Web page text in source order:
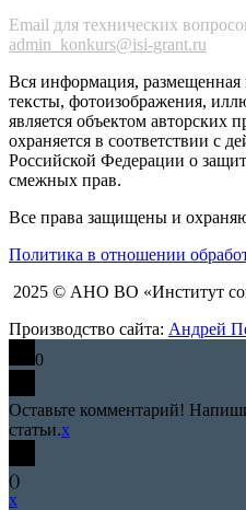
Email для технических
admin_konkurs@isi-grant.ru
Вся информация, размещенная
тексты, фотоизображения,
является объектом авторских
охраняется в соответствии с
Российской Федерации о
смежных прав.
Все права защищены и
Политика в отношении
2025 © АНО ВО «Институт
Производство сайта: Андрей
0
Оставьте комментарий!
статьи.x
()
x